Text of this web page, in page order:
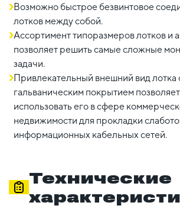
Возможно быстрое безвинтовое
лотков между собой.
Ассортимент типоразмеров лотков и
позволяет решить самые сложные
задачи.
Привлекательный внешний вид лотка
гальваническим покрытием позволяет
использовать его в сфере
недвижимости для прокладки
информационных кабельных сетей.
Технические